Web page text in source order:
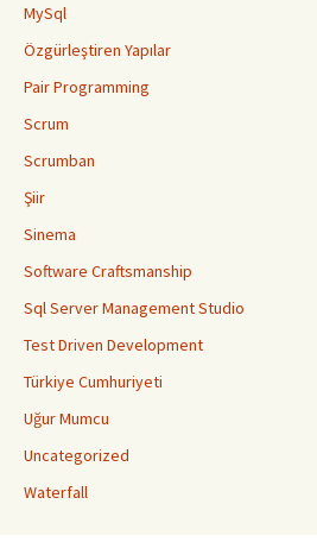
MySql
Özgürleştiren Yapılar
Pair Programming
Scrum
Scrumban
Şiir
Sinema
Software Craftsmanship
Sql Server Management Studio
Test Driven Development
Türkiye Cumhuriyeti
Uğur Mumcu
Uncategorized
Waterfall